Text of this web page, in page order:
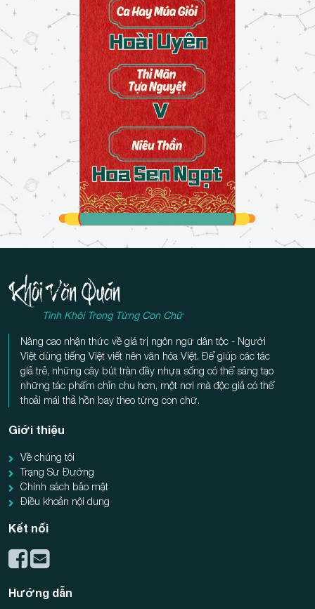
Tinh Khôi Trong Từng Con Chữ
Nâng cao nhận thức về giá trị ngôn ngữ dân tộc - Người
Việt dùng tiếng Việt viết nên văn hóa Việt. Để giúp các tác
giả trẻ, những cây bút tràn đầy nhựa sống có thể sáng tạo
những tác phẩm chỉn chu hơn, một nơi mà độc giả có thể
thoải mái thả hồn bay theo từng con chữ.
Giới thiệu
Về chúng tôi
Trạng Sư Đường
Chính sách bảo mật
Điều khoản nội dung
Kết nối
Hướng dẫn